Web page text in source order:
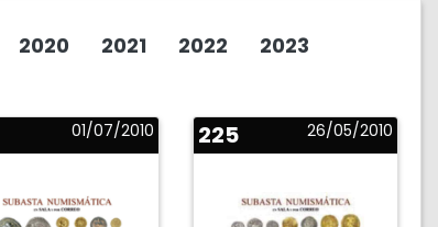
2020 2021 2022
2023
01/07/2010 225 26/05/2010